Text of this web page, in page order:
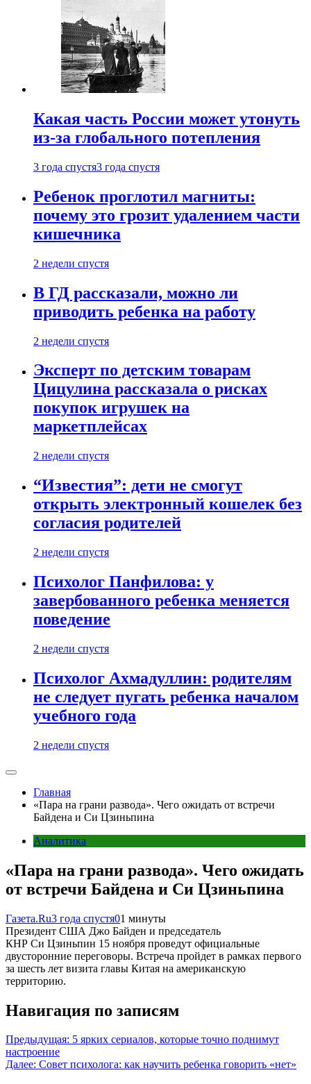
Какая часть России может утонуть
из-за глобального потепления
3 года спустя3 года спустя
Ребенок проглотил магниты:
почему это грозит удалением части
кишечника
2 недели спустя
В ГД рассказали, можно ли
приводить ребенка на работу
2 недели спустя
Эксперт по детским товарам
Цицулина рассказала о рисках
покупок игрушек на
маркетплейсах
2 недели спустя
“Известия”: дети не смогут
открыть электронный кошелек без
согласия родителей
2 недели спустя
Психолог Панфилова: у
завербованного ребенка меняется
поведение
2 недели спустя
Психолог Ахмадуллин: родителям
не следует пугать ребенка началом
учебного года
2 недели спустя
Главная
«Пара на грани развода». Чего ожидать от встречи
Байдена и Си Цзиньпина
Аналитика
«Пара на грани развода». Чего ожидать
от встречи Байдена и Си Цзиньпина
Газета.Ru3 года спустя01 минуты
Президент США Джо Байден и председатель
КНР Си Цзиньпин 15 ноября проведут официальные
двусторонние переговоры. Встреча пройдет в рамках первого
за шесть лет визита главы Китая на американскую
территорию.
Навигация по записям
Предыдущая: 5 ярких сериалов, которые точно поднимут
настроение
Далее: Совет психолога: как научить ребенка говорить «нет»